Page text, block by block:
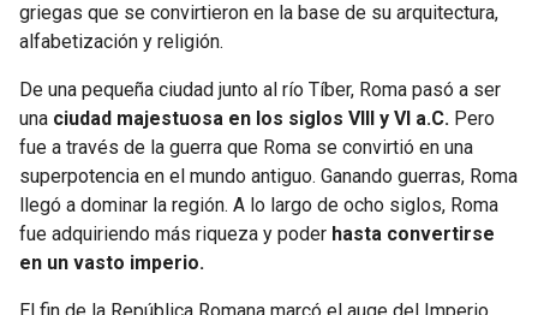
griegas que se convirtieron en la base de su arquitectura,
alfabetización y religión.
De una pequeña ciudad junto al río Tíber, Roma pasó a ser
una ciudad majestuosa en los siglos VIII y VI a.C. Pero
fue a través de la guerra que Roma se convirtió en una
superpotencia en el mundo antiguo. Ganando guerras, Roma
llegó a dominar la región. A lo largo de ocho siglos, Roma
fue adquiriendo más riqueza y poder hasta convertirse
en un vasto imperio.